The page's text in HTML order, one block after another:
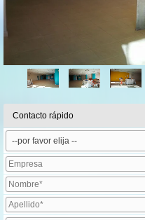
Contacto rápido